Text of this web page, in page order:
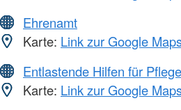
Ehrenamt
Karte: Link zur Google
Entlastende Hilfen für
Karte: Link zur Google